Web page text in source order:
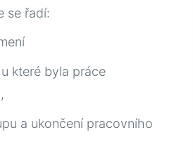
se řadí:
které byla práce
a ukončení pracovního